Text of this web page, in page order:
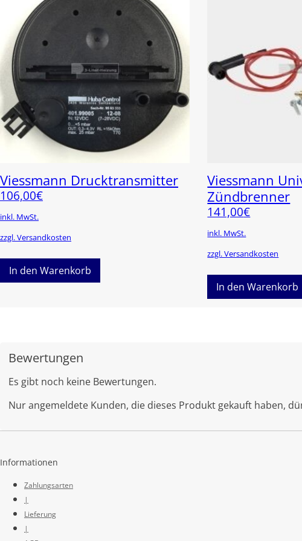
Viessmann Drucktransmitter
106,00€
inkl. MwSt.
zzgl. Versandkosten
In den Warenkorb
Viessmann
Zündbrenner
141,00€
inkl. MwSt.
zzgl. Versandkosten
In den Warenkorb
Bewertungen
Es gibt noch keine Bewertungen.
Nur angemeldete Kunden, die dieses Produkt gekauft haben,
Informationen
Zahlungsarten
|
Lieferung
|